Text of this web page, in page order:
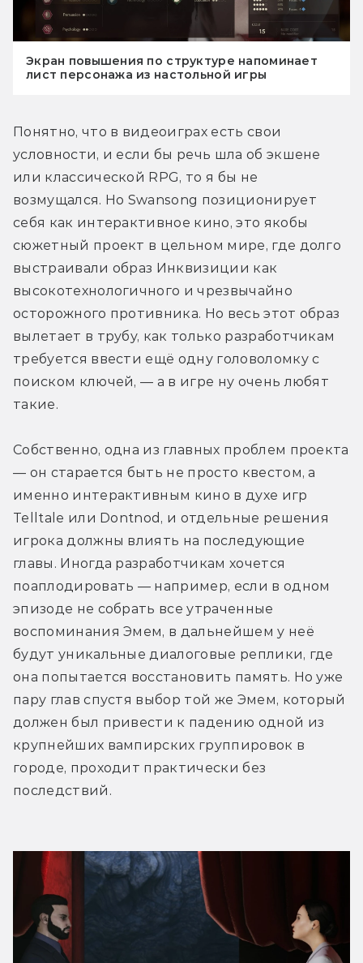
Экран повышения по структуре напоминает
лист персонажа из настольной игры
Понятно, что в видеоиграх есть свои
условности, и если бы речь шла об экшене
или классической RPG, то я бы не
возмущался. Но Swansong позиционирует
себя как интерактивное кино, это якобы
сюжетный проект в цельном мире, где долго
выстраивали образ Инквизиции как
высокотехнологичного и чрезвычайно
осторожного противника. Но весь этот образ
вылетает в трубу, как только разработчикам
требуется ввести ещё одну головоломку с
поиском ключей, — а в игре ну очень любят
такие.
Собственно, одна из главных проблем проекта
— он старается быть не просто квестом, а
именно интерактивным кино в духе игр
Telltale или Dontnod, и отдельные решения
игрока должны влиять на последующие
главы. Иногда разработчикам хочется
поаплодировать — например, если в одном
эпизоде не собрать все утраченные
воспоминания Эмем, в дальнейшем у неё
будут уникальные диалоговые реплики, где
она попытается восстановить память. Но уже
пару глав спустя выбор той же Эмем, который
должен был привести к падению одной из
крупнейших вампирских группировок в
городе, проходит практически без
последствий.